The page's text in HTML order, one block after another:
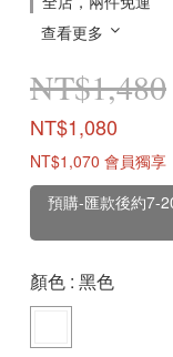
查看更多
NT$1,480
NT$1,080
NT$1,070 會員獨享
預購-匯款後約7-
顏色 : 黑色